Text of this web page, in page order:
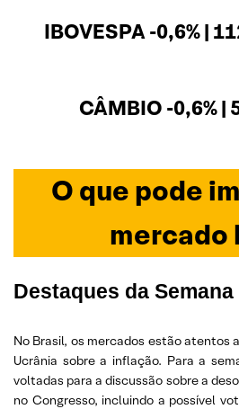
IBOVESPA -0,6% |
CÂMBIO -0,6% |
O que pode
mercado
Destaques da Semana
No Brasil, os mercados estão atentos
Ucrânia sobre a inflação. Para a
voltadas para a discussão sobre a
no Congresso, incluindo a possível